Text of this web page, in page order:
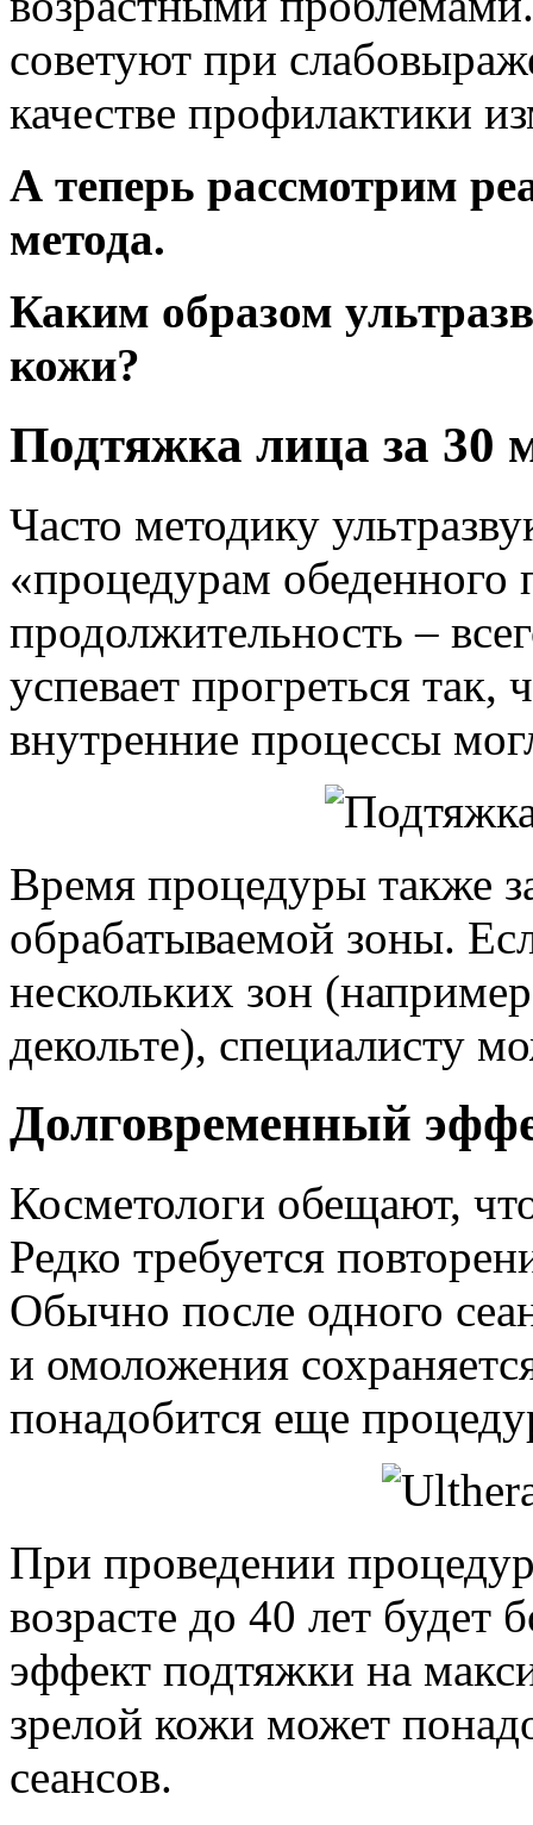
советуют при
качестве профилактики
А теперь рассмотрим
метода.
Каким образом
кожи?
Подтяжка лица за 30
Часто методику
«процедурам обеденного
продолжительность –
успевает прогреться
внутренние процессы
Время процедуры также
обрабатываемой зоны.
нескольких зон
декольте), специалисту
Долговременный
Косметологи обещают,
Редко требуется
Обычно после одного
и омоложения
понадобится еще
При проведении
возрасте до 40 лет
эффект подтяжки на
зрелой кожи может
сеансов.